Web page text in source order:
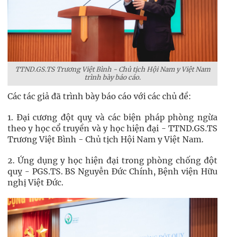
TTND.GS.TS Trương Việt Bình - Chủ tịch Hội Nam y Việt Nam
trình bày báo cáo.
Các tác giả đã trình bày báo cáo với các chủ đề:
1. Đại cương đột quỵ và các biện pháp phòng ngừa
theo y học cổ truyền và y học hiện đại - TTND.GS.TS
Trương Việt Bình - Chủ tịch Hội Nam y Việt Nam.
2. Ứng dụng y học hiện đại trong phòng chống đột
quỵ - PGS.TS. BS Nguyễn Đức Chính, Bệnh viện Hữu
nghị Việt Đức.